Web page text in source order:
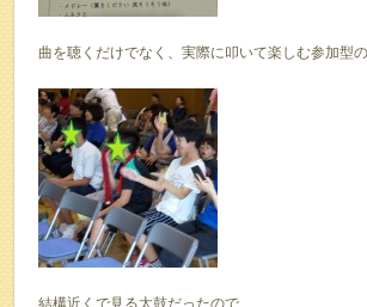
曲を聴くだけでなく、実際に叩いて楽しむ参加型の
結構近くで見る太鼓だったので、